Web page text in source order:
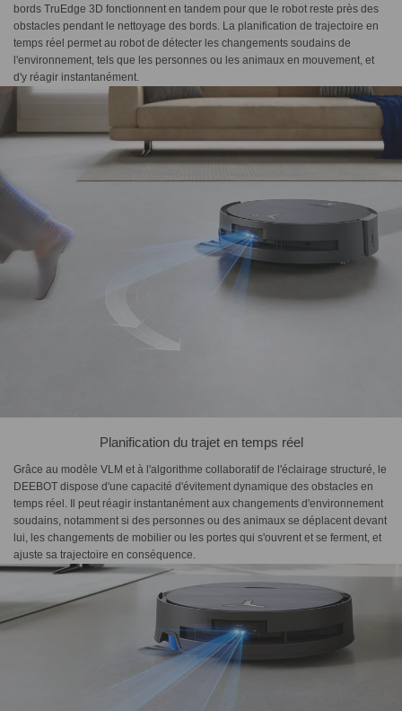
bords TruEdge 3D fonctionnent en tandem pour que le robot reste près des
obstacles pendant le nettoyage des bords. La planification de trajectoire en
temps réel permet au robot de détecter les changements soudains de
l'environnement, tels que les personnes ou les animaux en mouvement, et
d'y réagir instantanément.
Planification du trajet en temps réel
Grâce au modèle VLM et à l'algorithme collaboratif de l'éclairage structuré, le
DEEBOT dispose d'une capacité d'évitement dynamique des obstacles en
temps réel. Il peut réagir instantanément aux changements d'environnement
soudains, notamment si des personnes ou des animaux se déplacent devant
lui, les changements de mobilier ou les portes qui s'ouvrent et se ferment, et
ajuste sa trajectoire en conséquence.